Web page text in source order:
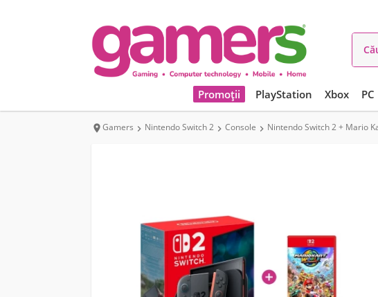
Promoții PlayStation Xbox PC
Gamers  Nintendo Switch 2  Console  Nintendo Switch 2 + Mario